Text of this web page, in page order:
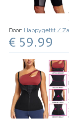
Door: Happygetfit /
€ 59.99